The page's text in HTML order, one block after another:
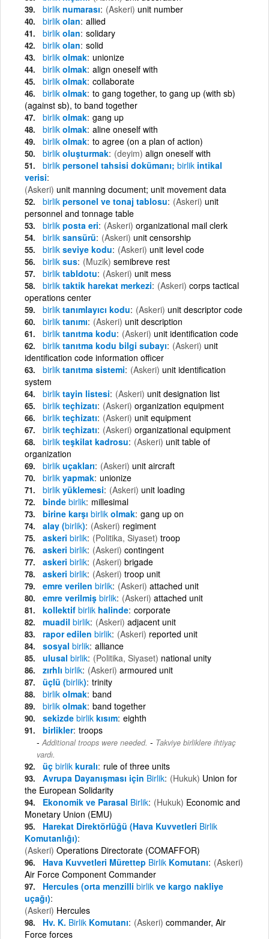
birlik numarası (Askeri) unit number
birlik olan allied
birlik olan solidary
birlik olan solid
birlik olmak unionize
birlik olmak align oneself with
birlik olmak collaborate
birlik olmak to gang together, to gang up (with sb)
(against sb), to band together
birlik olmak gang up
birlik olmak aline oneself with
birlik olmak to agree (on a plan of action)
birlik oluşturmak (deyim) align oneself with
birlik personel tahsisi dokümanı; birlik intikal
verisi
(Askeri) unit manning document; unit movement data
birlik personel ve tonaj tablosu (Askeri) unit
personnel and tonnage table
birlik posta eri (Askeri) organizational mail clerk
birlik sansürü (Askeri) unit censorship
birlik seviye kodu (Askeri) unit level code
birlik sus (Muzik) semibreve rest
birlik tabldotu (Askeri) unit mess
birlik taktik harekat merkezi (Askeri) corps tactical
operations center
birlik tanımlayıcı kodu (Askeri) unit descriptor code
birlik tanımı (Askeri) unit description
birlik tanıtma kodu (Askeri) unit identification code
birlik tanıtma kodu bilgi subayı (Askeri) unit
identification code information officer
birlik tanıtma sistemi (Askeri) unit identification
system
birlik tayin listesi (Askeri) unit designation list
birlik teçhizatı (Askeri) organization equipment
birlik teçhizatı (Askeri) unit equipment
birlik teçhizatı (Askeri) organizational equipment
birlik teşkilat kadrosu (Askeri) unit table of
organization
birlik uçakları (Askeri) unit aircraft
birlik yapmak unionize
birlik yüklemesi (Askeri) unit loading
binde birlik millesimal
birine karşı birlik olmak gang up on
alay (birlik) (Askeri) regiment
askeri birlik (Politika, Siyaset) troop
askeri birlik (Askeri) contingent
askeri birlik (Askeri) brigade
askeri birlik (Askeri) troop unit
emre verilen birlik (Askeri) attached unit
emre verilmiş birlik (Askeri) attached unit
kollektif birlik halinde corporate
muadil birlik (Askeri) adjacent unit
rapor edilen birlik (Askeri) reported unit
sosyal birlik alliance
ulusal birlik (Politika, Siyaset) national unity
zırhlı birlik (Askeri) armoured unit
üçlü (birlik) trinity
birlik olmak band
birlik olmak band together
sekizde birlik kısım eighth
birlikler troops
Additional troops were needed. - Takviye birliklere ihtiyaç
vardı.
üç birlik kuralı rule of three units
Avrupa Dayanışması için Birlik (Hukuk) Union for
the European Solidarity
Ekonomik ve Parasal Birlik (Hukuk) Economic and
Monetary Union (EMU)
Harekat Direktörlüğü (Hava Kuvvetleri Birlik
Komutanlığı)
(Askeri) Operations Directorate (COMAFFOR)
Hava Kuvvetleri Mürettep Birlik Komutanı (Askeri)
Air Force Component Commander
Hercules (orta menzilli birlik ve kargo nakliye
uçağı)
(Askeri) Hercules
Hv. K. Birlik Komutanı (Askeri) commander, Air
Force forces